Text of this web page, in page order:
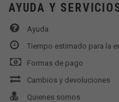
AYUDA Y
Ayuda
Tiempo estimado para la
Formas de pago
Cambios y devoluciones
Quienes somos